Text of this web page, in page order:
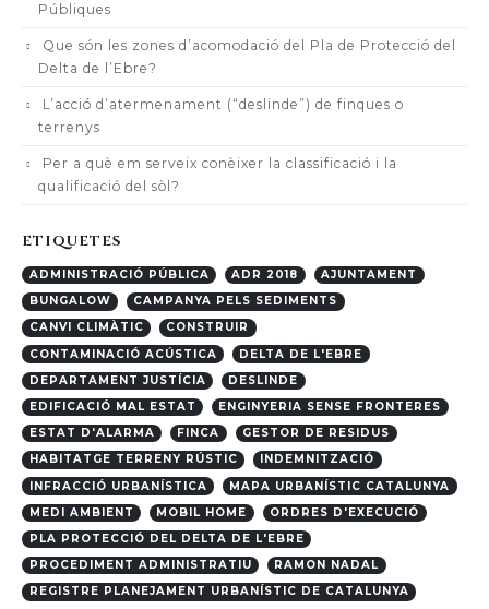
Públiques
Que són les zones d’acomodació del Pla de Protecció del
Delta de l’Ebre?
L’acció d’atermenament (“deslinde”) de finques o
terrenys
Per a què em serveix conèixer la classificació i la
qualificació del sòl?
ETIQUETES
ADMINISTRACIÓ PÚBLICA ADR 2018
AJUNTAMENT
BUNGALOW
CAMPANYA PELS SEDIMENTS
CANVI CLIMÀTIC
CONSTRUIR
CONTAMINACIÓ ACÚSTICA
DELTA DE L'EBRE
DEPARTAMENT JUSTÍCIA
DESLINDE
EDIFICACIÓ MAL ESTAT
ENGINYERIA SENSE FRONTERES
ESTAT D'ALARMA
FINCA
GESTOR DE RESIDUS
HABITATGE TERRENY RÚSTIC
INDEMNITZACIÓ
INFRACCIÓ URBANÍSTICA
MAPA URBANÍSTIC CATALUNYA
MEDI AMBIENT
MOBIL HOME
ORDRES D'EXECUCIÓ
PLA PROTECCIÓ DEL DELTA DE L'EBRE
PROCEDIMENT ADMINISTRATIU
RAMON NADAL
REGISTRE PLANEJAMENT URBANÍSTIC DE CATALUNYA